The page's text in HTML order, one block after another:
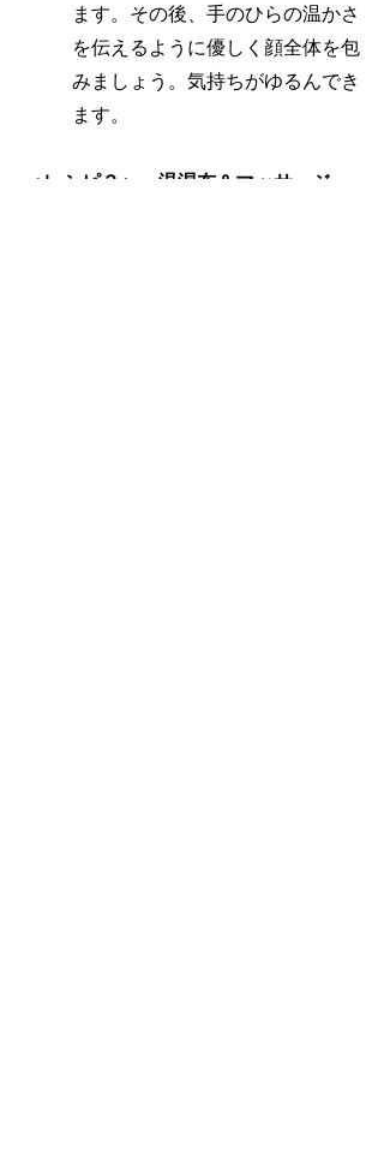
ます。その後、手のひらの温かさ
を伝えるように優しく顔全体を包
みましょう。気持ちがゆるんでき
ます。
＜レシピ３＞ 温湿布＆マッサージ